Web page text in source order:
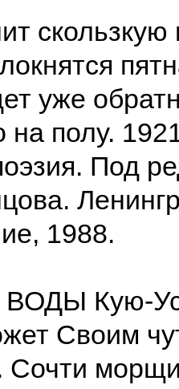
скользкую
уже
на полу.
Под
1988.
Кую-
Своим
Сочти